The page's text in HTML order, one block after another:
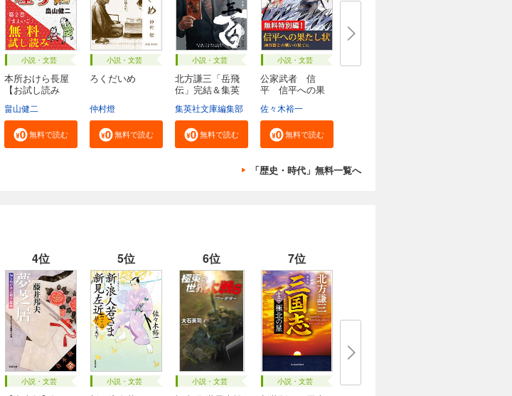
小説・文芸
本所おけら長屋
【お試し読み
畠山健二
無料で読む
小説・文芸
ろくだいめ
仲村燈
無料で読む
小説・文芸
北方謙三「岳飛
伝」完結＆集英
集英社文庫編集部
無料で読む
小説・文芸
公家武者 信
平 信平への果
佐々木裕一
無料で読む
「歴史・時代」無料一覧へ
4位
小説・文芸
5位
小説・文芸
6位
小説・文芸
7位
小説・文芸